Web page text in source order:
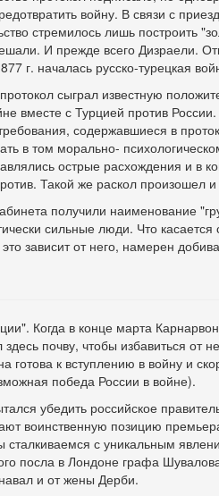
войну. В связи с
стремилось лишь построить
И прежде всего Дизраели.
г. началась русско-турецкая
сыграл известную
вместе с Турцией против
содержавшиеся в
в том морально-
острые расхождения и в
Такой же раскол произошел
получили наименование
сильные люди. Что
зависит от него, намерен
Когда в конце марта
здесь почву, чтобы избавиться от
готова к вступлению в войну и
победа России в войне).
убедить российское
воинственную позицию
сталкиваемся с уникальным
посла в Лондоне графа
и от жены Дерби.